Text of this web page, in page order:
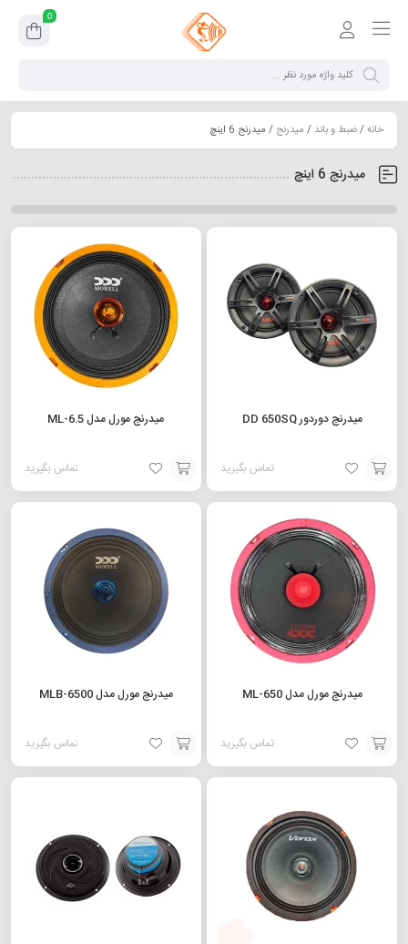
0
خانه/ضبط و باند / میدرنج / میدرنج 6 اینچ
میدرنج 6 اینچ
میدرنج دوردور DD 650SQ
تماس بگیرید
افزودن
میدرنج مورل مدل ML-6.5
تماس بگیرید
افزودن
میدرنج مورل مدل ML-650
تماس بگیرید
افزودن
میدرنج مورل مدل MLB-6500
تماس بگیرید
افزودن